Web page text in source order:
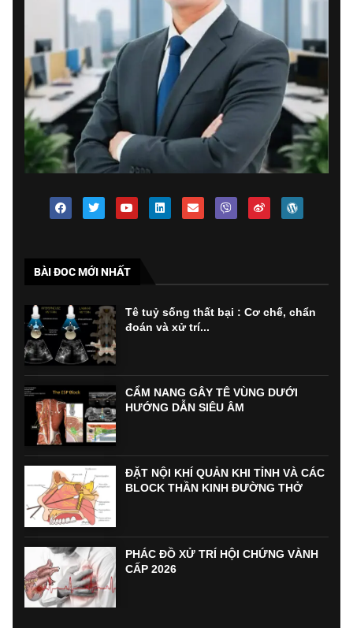
BÀI ĐOC MỚI NHẤT
Tê tuỷ sống thất bại : Cơ chế, chẩn
đoán và xử trí...
CẨM NANG GÂY TÊ VÙNG DƯỚI
HƯỚNG DẪN SIÊU ÂM
ĐẶT NỘI KHÍ QUẢN KHI TỈNH VÀ CÁC
BLOCK THẦN KINH ĐƯỜNG THỞ
PHÁC ĐỒ XỬ TRÍ HỘI CHỨNG VÀNH
CẤP 2026